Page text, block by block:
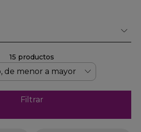
15 productos
Filtrar